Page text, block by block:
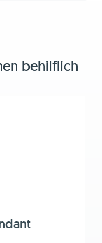
behilflich